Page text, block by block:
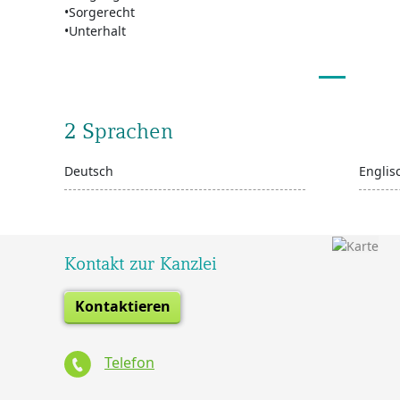
•Sorgerecht
•Unterhalt
2 Sprachen
Deutsch
Kontakt zur Kanzlei
Kontaktieren
Telefon